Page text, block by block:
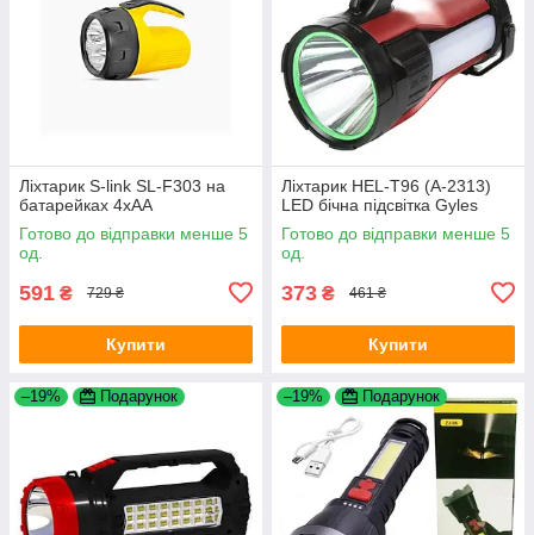
Ліхтарик S-link SL-F303 на
батарейках 4хAA
Готово до відправки менше 5
од.
591 ₴ 729 ₴
Купити
Ліхтарик HEL-T96 (A-2313)
LED бічна підсвітка Gyles
Готово до відправки менше 5
од.
373 ₴ 461 ₴
Купити
–19% Подарунок –19% Подарунок